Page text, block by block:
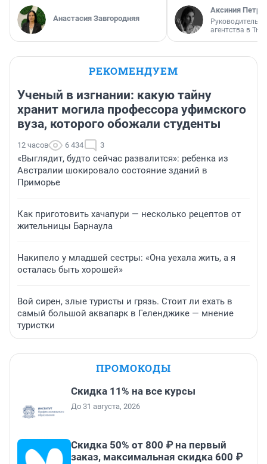
Анастасия Завгородняя
Аксиния
Руководитель
агентства в
РЕКОМЕНДУЕМ
Ученый в изгнании: какую тайну
хранит могила профессора уфимского
вуза, которого обожали студенты
12 часов 6 434 3
«Выглядит, будто сейчас развалится»: ребенка из
Австралии шокировало состояние зданий в
Приморье
Как приготовить хачапури — несколько рецептов от
жительницы Барнаула
Накипело у младшей сестры: «Она уехала жить, а я
осталась быть хорошей»
Вой сирен, злые туристы и грязь. Стоит ли ехать в
самый большой аквапарк в Геленджике — мнение
туристки
ПРОМОКОДЫ
Скидка 11% на все курсы
До 31 августа, 2026
Скидка 50% от 800 ₽ на первый
заказ, максимальная скидка 600 ₽